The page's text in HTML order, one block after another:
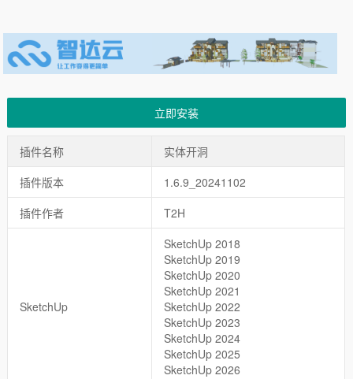
立即安装
插件名称
实体开洞
插件版本
1.6.9_20241102
插件作者
T2H
SketchUp
SketchUp 2018
SketchUp 2019
SketchUp 2020
SketchUp 2021
SketchUp 2022
SketchUp 2023
SketchUp 2024
SketchUp 2025
SketchUp 2026